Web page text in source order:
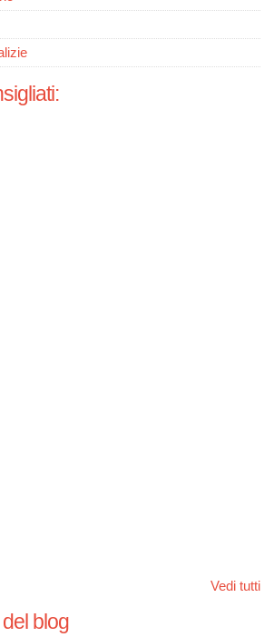
Vedi tutti
blog